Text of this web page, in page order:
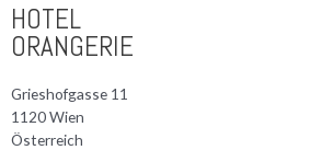
HOTEL
ORANGERIE
Grieshofgasse 11
1120 Wien
Österreich